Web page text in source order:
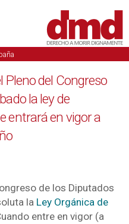
Pleno del Congreso
la ley de
entrará en vigor a
de los Diputados
la Ley Orgánica de
entre en vigor (a